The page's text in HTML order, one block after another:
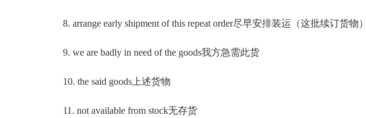
8. arrange early shipment of this repeat order尽早安排装运（这批续订货物）
9. we are badly in need of the goods我方急需此货
10. the said goods上述货物
11. not available from stock无存货